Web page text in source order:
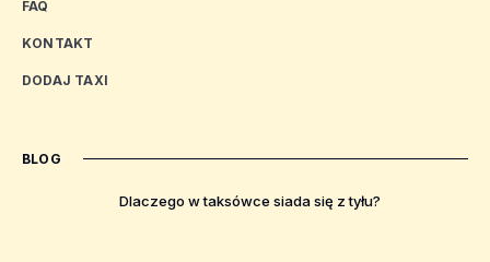
FAQ
KONTAKT
DODAJ TAXI
BLOG
Dlaczego w taksówce siada się z tyłu?